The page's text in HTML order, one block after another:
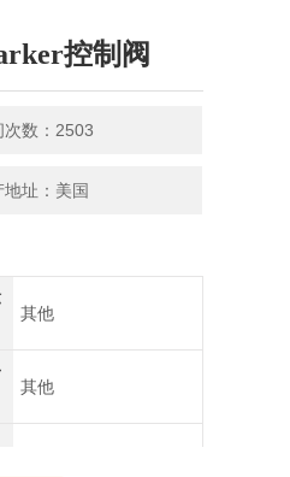
控制阀
次数：2503
地址：美国
其他
其他